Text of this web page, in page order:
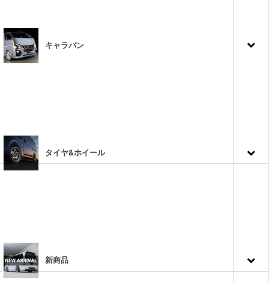
キャラバン
タイヤ&ホイール
新商品